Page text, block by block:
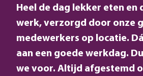
Heel de dag lekker eten en
werk, verzorgd door onze
medewerkers op locatie.
aan een goede werkdag.
we voor. Altijd afgestemd